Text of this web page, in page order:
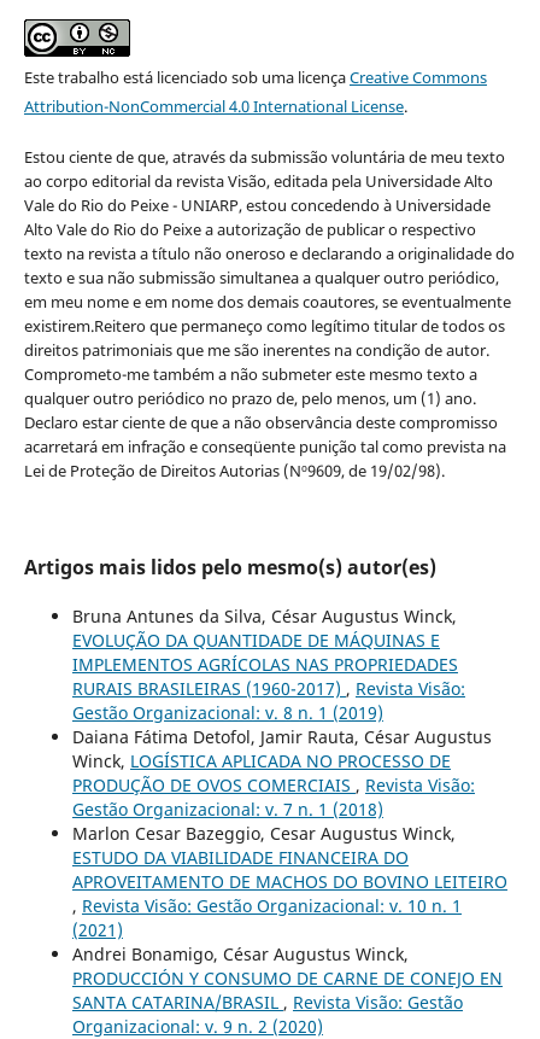
Este trabalho está licenciado sob uma licençaCreative Commons
Attribution-NonCommercial 4.0 International License.
Estou ciente de que, através da submissão voluntária de meu texto
ao corpo editorial da revista Visão, editada pela Universidade Alto
Vale do Rio do Peixe - UNIARP, estou concedendo à Universidade
Alto Vale do Rio do Peixe a autorização de publicar o respectivo
texto na revista a título não oneroso e declarando a originalidade do
texto e sua não submissão simultanea a qualquer outro periódico,
em meu nome e em nome dos demais coautores, se eventualmente
existirem.Reitero que permaneço como legítimo titular de todos os
direitos patrimoniais que me são inerentes na condição de autor.
Comprometo-me também a não submeter este mesmo texto a
qualquer outro periódico no prazo de, pelo menos, um (1) ano.
Declaro estar ciente de que a não observância deste compromisso
acarretará em infração e conseqüente punição tal como prevista na
Lei de Proteção de Direitos Autorias (Nº9609, de 19/02/98).
Artigos mais lidos pelo mesmo(s) autor(es)
Bruna Antunes da Silva, César Augustus Winck,
EVOLUÇÃO DA QUANTIDADE DE MÁQUINAS E
IMPLEMENTOS AGRÍCOLAS NAS PROPRIEDADES
RURAIS BRASILEIRAS (1960-2017) , Revista Visão:
Gestão Organizacional: v. 8 n. 1 (2019)
Daiana Fátima Detofol, Jamir Rauta, César Augustus
Winck, LOGÍSTICA APLICADA NO PROCESSO DE
PRODUÇÃO DE OVOS COMERCIAIS , Revista Visão:
Gestão Organizacional: v. 7 n. 1 (2018)
Marlon Cesar Bazeggio, Cesar Augustus Winck,
ESTUDO DA VIABILIDADE FINANCEIRA DO
APROVEITAMENTO DE MACHOS DO BOVINO LEITEIRO
, Revista Visão: Gestão Organizacional: v. 10 n. 1
(2021)
Andrei Bonamigo, César Augustus Winck,
PRODUCCIÓN Y CONSUMO DE CARNE DE CONEJO EN
SANTA CATARINA/BRASIL , Revista Visão: Gestão
Organizacional: v. 9 n. 2 (2020)